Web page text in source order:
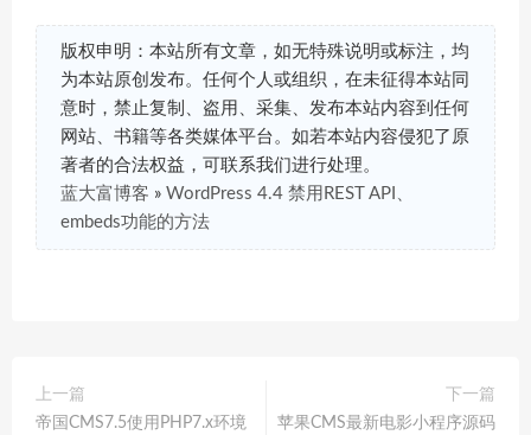
版权申明：本站所有文章，如无特殊说明或标注，均
为本站原创发布。任何个人或组织，在未征得本站同
意时，禁止复制、盗用、采集、发布本站内容到任何
网站、书籍等各类媒体平台。如若本站内容侵犯了原
著者的合法权益，可联系我们进行处理。
蓝大富博客 » WordPress 4.4 禁用REST API、
embeds功能的方法
上一篇
帝国CMS7.5使用PHP7.x环境
下一篇
苹果CMS最新电影小程序源码